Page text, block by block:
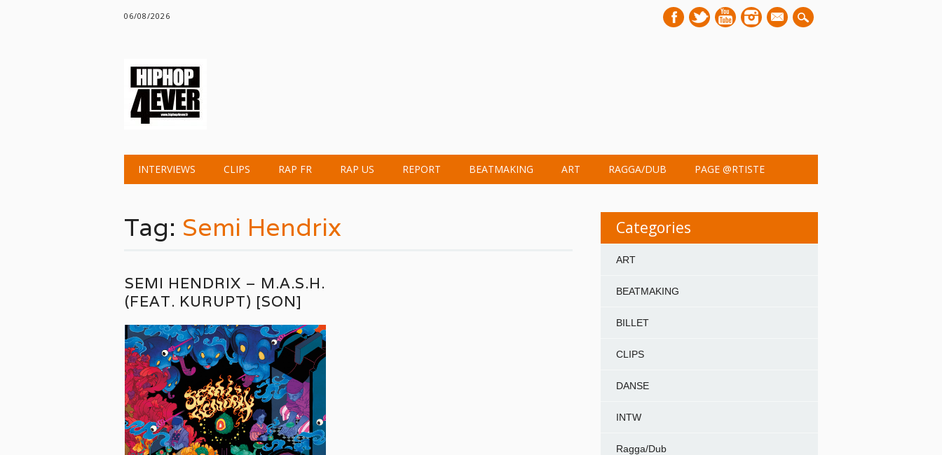
06/08/2026
mail
Main menu
INTERVIEWS CLIPS RAP FR RAP US REPORT BEATMAKING ART RAGGA/DUB PAGE @RTISTE
Tag: Semi Hendrix
SEMI HENDRIX – M.A.S.H.
(FEAT. KURUPT) [SON]
Categories
ART
BEATMAKING
BILLET
CLIPS
DANSE
INTW
Ragga/Dub